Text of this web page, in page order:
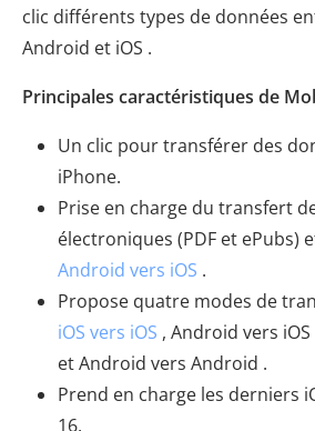
clic différents types de données
Android et iOS .
Principales caractéristiques de
Un clic pour transférer des
iPhone.
Prise en charge du transfert
électroniques (PDF et ePubs)
Android vers iOS .
Propose quatre modes de
iOS vers iOS , Android vers
et Android vers Android .
Prend en charge les derniers
16.